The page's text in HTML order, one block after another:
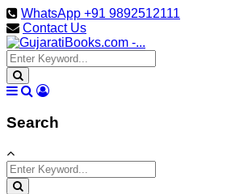
WhatsApp +91 9892512111
Contact Us
Search